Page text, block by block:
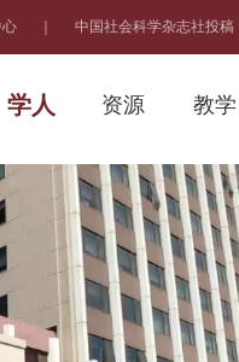
心 中国社会科学杂志社投稿
学人 资源 教学